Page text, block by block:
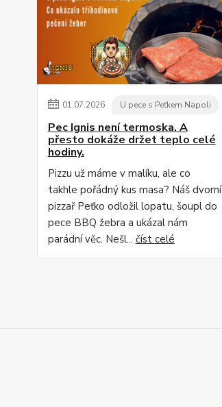
01.07.2026 U pece s Peťkem Napoli
Pec Ignis není termoska. A
přesto dokáže držet teplo celé
hodiny.
Pizzu už máme v malíku, ale co
takhle pořádný kus masa? Náš dvorní
pizzař Peťko odložil lopatu, šoupl do
pece BBQ žebra a ukázal nám
parádní věc. Nešl... číst celé